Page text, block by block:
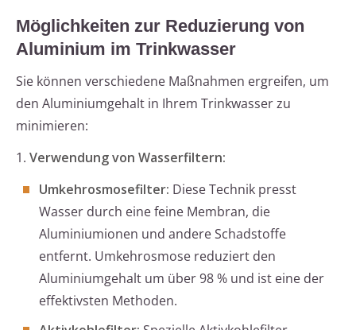
Möglichkeiten zur Reduzierung von
Aluminium im Trinkwasser
Sie können verschiedene Maßnahmen ergreifen, um
den Aluminiumgehalt in Ihrem Trinkwasser zu
minimieren:
1. Verwendung von Wasserfiltern:
Umkehrosmosefilter: Diese Technik presst
Wasser durch eine feine Membran, die
Aluminiumionen und andere Schadstoffe
entfernt. Umkehrosmose reduziert den
Aluminiumgehalt um über 98 % und ist eine der
effektivsten Methoden.